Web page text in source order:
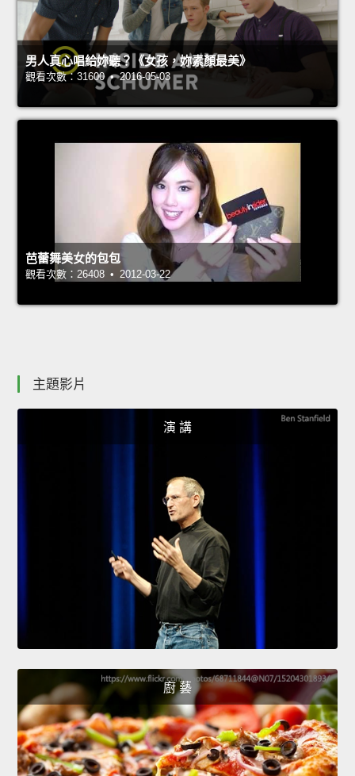
男人真心唱給妳聽？《女孩，妳素顏最美》
觀看次數：31600 • 2016-05-03
芭蕾舞美女的包包
觀看次數：26408 • 2012-03-22
主題影片
演 講
廚 藝